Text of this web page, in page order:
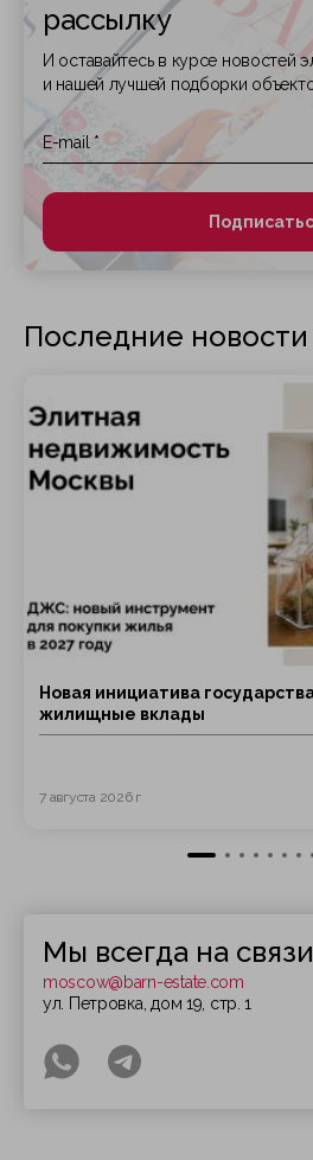
рассылку
И оставайтесь в курсе новостей
и нашей лучшей подборки
Последние новости
Новая инициатива
жилищные вклады
7 августа 2026 г
Мы всегда на
moscow@barn-estate.com
ул. Петровка, дом 19, стр. 1